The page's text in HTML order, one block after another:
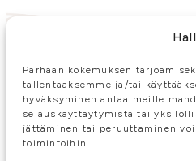
Parhaan kokemuksen
tallentaaksemme ja/tai
hyväksyminen antaa meille
selauskäyttäytymistä tai
jättäminen tai peruuttaminen
toimintoihin.